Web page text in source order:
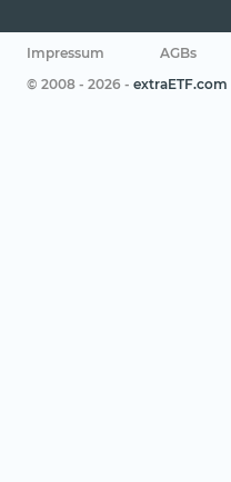
Impressum AGBs
© 2008 - 2026 - extraETF.com